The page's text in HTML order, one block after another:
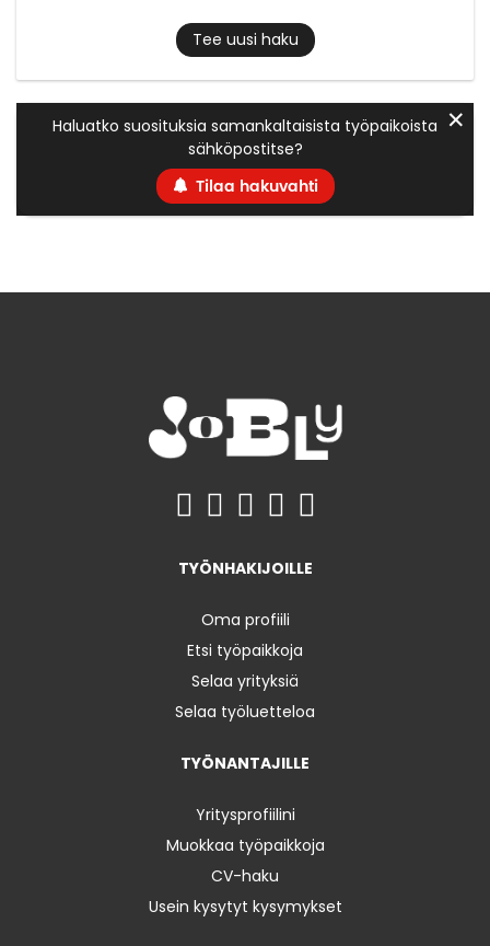
Tee uusi haku
Haluatko suosituksia samankaltaisista työpaikoista
sähköpostitse?
Tilaa hakuvahti
✕
TYÖNHAKIJOILLE
Oma profiili
Etsi työpaikkoja
Selaa yrityksiä
Selaa työluetteloa
TYÖNANTAJILLE
Yritysprofiilini
Muokkaa työpaikkoja
CV-haku
Usein kysytyt kysymykset